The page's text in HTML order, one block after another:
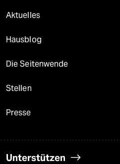
Aktuelles
Hausblog
Die Seitenwende
Stellen
Presse
Unterstützen